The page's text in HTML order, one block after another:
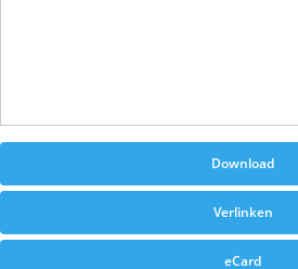
Download
Verlinken
eCard